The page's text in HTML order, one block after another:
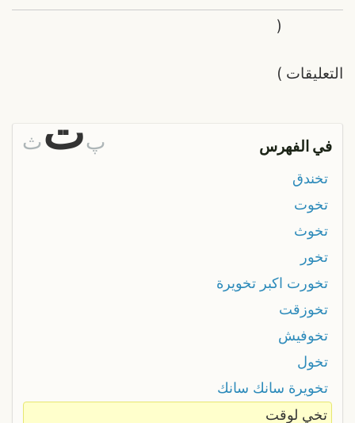
التعليقات
(
)
في الفهرس پتث
تخندق
تخوت
تخوث
تخور
تخورت اكبر تخويرة
تخوزقت
تخوفيش
تخول
تخويرة سانك سانك
تخي لوقت